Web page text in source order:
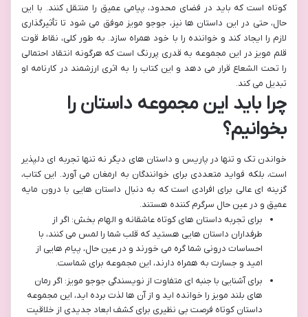
کوتاه است که باید در فضای محدود، پیامی عمیق را منتقل کنند. با این
حال، حتی در این داستان ها نیز، جوجو مویز موفق می شود تا تأثیرگذاری
لازم را ایجاد کند و خواننده را با خود همراه سازد. به طور کلی، نقاط قوت
قلم مویز در این مجموعه به قدری پررنگ است که هرگونه انتقاد احتمالی
را تحت الشعاع قرار می دهد و این کتاب را به اثری ارزشمند در کارنامه او
تبدیل می کند.
چرا باید این مجموعه داستان را
بخوانیم؟
خواندن تک و تنها در پاریس و داستان های دیگر نه تنها تجربه ای دلپذیر
است، بلکه فواید متعددی برای خوانندگان به ارمغان می آورد. این کتاب،
گزینه ای عالی برای افرادی است که به دنبال داستان هایی با درون مایه
عمیق و در عین حال سرگرم کننده هستند.
برای تجربه داستان های کوتاه عاشقانه و الهام بخش: اگر از
طرفداران داستان هایی هستید که قلب شما را لمس می کنند، با
احساسات درونی شما گره می خورند و در عین حال، پیام هایی از
امید و جسارت به همراه دارند، این مجموعه برای شماست.
برای آشنایی با جنبه ای متفاوت از نویسندگی جوجو مویز: اگر رمان
های بلند مویز را خوانده اید و از آن ها لذت برده اید، این مجموعه
داستان کوتاه فرصت بی نظیری برای کشف ابعاد جدیدی از خلاقیت